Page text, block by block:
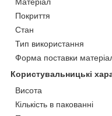
Покриття
Стан
Тип використання
Форма поставки
Користувальницькі
Висота
Кількість в пакованні